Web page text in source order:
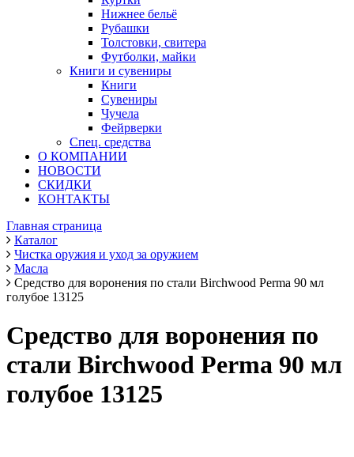
Нижнее бельё
Рубашки
Толстовки, свитера
Футболки, майки
Книги и сувениры
Книги
Сувениры
Чучела
Фейрверки
Спец. средства
О КОМПАНИИ
НОВОСТИ
СКИДКИ
КОНТАКТЫ
Главная страница
Каталог
Чистка оружия и уход за оружием
Масла
Средство для воронения по стали Birchwood Perma 90 мл
голубое 13125
Средство для воронения по
стали Birchwood Perma 90 мл
голубое 13125